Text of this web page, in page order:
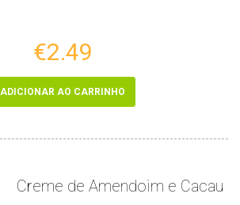
€2.49
ADICIONAR AO CARRINHO
Creme de Amendoim e Cacau